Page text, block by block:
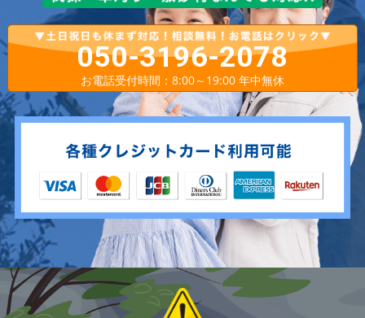
050-3196-2078
お電話受付時間：8:00～19:00 年中無休